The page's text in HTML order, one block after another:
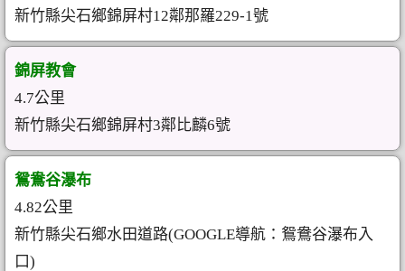
新竹縣尖石鄉錦屏村12鄰那羅229-1號
錦屏教會
4.7公里
新竹縣尖石鄉錦屏村3鄰比麟6號
鴛鴦谷瀑布
4.82公里
新竹縣尖石鄉水田道路(GOOGLE導航：鴛鴦谷瀑布入
口)